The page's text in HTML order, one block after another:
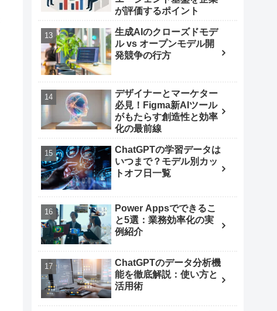
が評価するポイント
生成AIのクローズドモデ
ル vs オープンモデル開
発競争の行方
デザイナーとマーケター
必見！Figma新AIツール
がもたらす創造性と効率
化の最前線
ChatGPTの学習データは
いつまで？モデル別カッ
トオフ日一覧
Power Appsでできるこ
と5選：業務効率化の実
例紹介
ChatGPTのデータ分析機
能を徹底解説：使い方と
活用術